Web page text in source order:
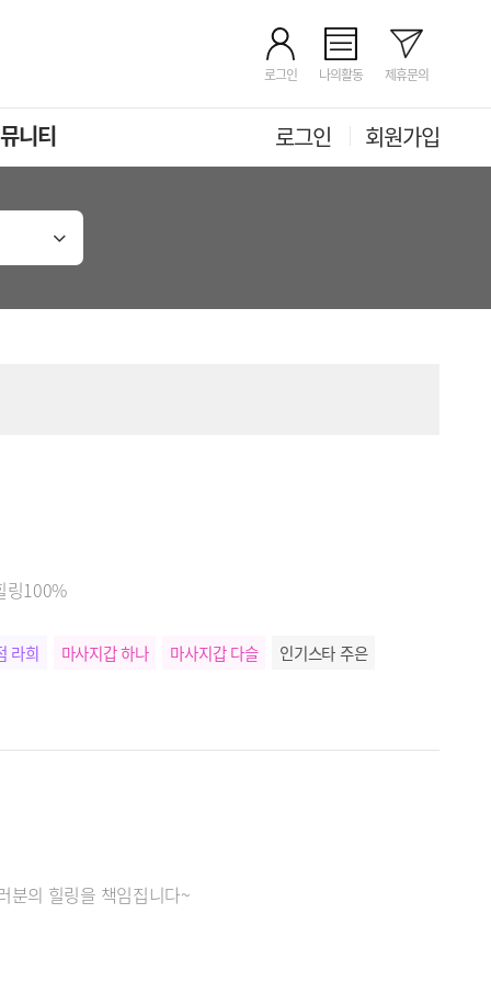
로그인 나의활동 제휴문의
니티 로그인 회원가입
링100%
라희 마사지갑 하나 마사지갑 다슬 인기스타 주은
분의 힐링을 책임집니다~